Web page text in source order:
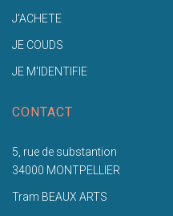
J'ACHETE
JE COUDS
JE M'IDENTIFIE
CONTACT
5, rue de substantion
34000 MONTPELLIER
Tram BEAUX ARTS